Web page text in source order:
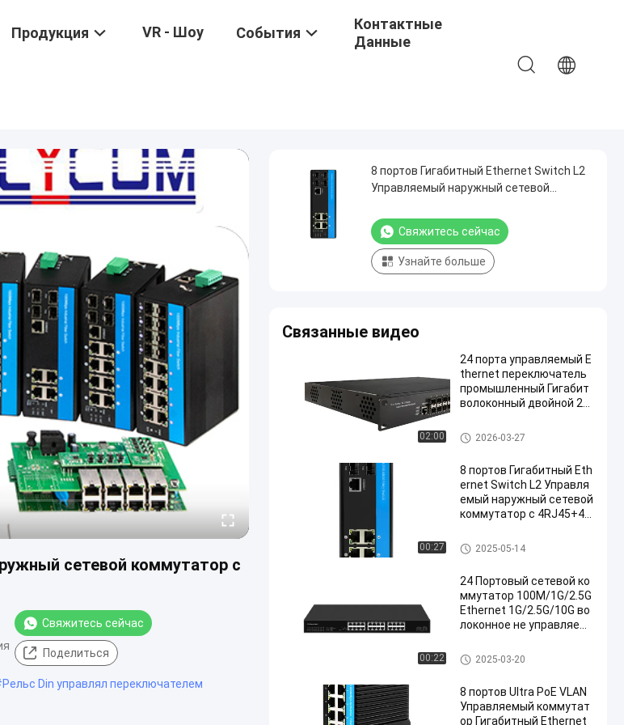
Продукция VR - Шоу События
Контактные
Данные
сетевой коммутатор с
Свяжитесь сейчас
Поделиться
Рельс Din управлял переключателем
8 портов Гигабитный Ethernet Switch L2
Управляемый наружный сетевой
Свяжитесь сейчас
Узнайте больше
Связанные видео
02:00
24 порта управляемый E
thernet переключатель
промышленный Гигабит
волоконный двойной 22
промышленный управляемы
й переключатель локальных
2026-03-27
00:27
8 портов Гигабитный Eth
ernet Switch L2 Управля
емый наружный сетевой
коммутатор с 4RJ45+4S
промышленный управляемы
й переключатель локальных
2025-05-14
00:22
24 Портовый сетевой ко
ммутатор 100M/1G/2.5G
Ethernet 1G/2.5G/10G во
локонное не управляемо
переключатель локальных се
тей оптического волокна
2025-03-20
8 портов Ultra PoE VLAN
Управляемый коммутат
ор Гигабитный Ethernet